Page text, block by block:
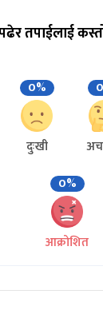
तपाईलाई
0%
दुःखी
0%
आक्रोशित